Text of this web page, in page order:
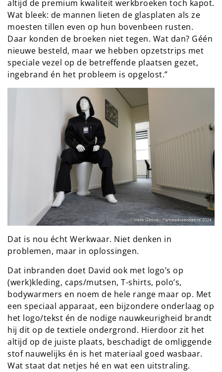
altijd de premium kwaliteit werkbroeken toch kapot.
Wat bleek: de mannen lieten de glasplaten als ze
moesten tillen even op hun bovenbeen rusten.
Daar konden de broeken niet tegen. Wat dan? Géén
nieuwe besteld, maar we hebben opzetstrips met
speciale vezel op de betreffende plaatsen gezet,
ingebrand én het probleem is opgelost.”
Dat is nou écht Werkwaar. Niet denken in
problemen, maar in oplossingen.
Dat inbranden doet David ook met logo’s op
(werk)kleding, caps/mutsen, T-shirts, polo’s,
bodywarmers en noem de hele range maar op. Met
een speciaal apparaat, een bijzondere onderlaag op
het logo/tekst én de nodige nauwkeurigheid brandt
hij dit op de textiele ondergrond. Hierdoor zit het
altijd op de juiste plaats, beschadigt de omliggende
stof nauwelijks én is het materiaal goed wasbaar.
Wat staat dat netjes hé en wat een uitstraling.